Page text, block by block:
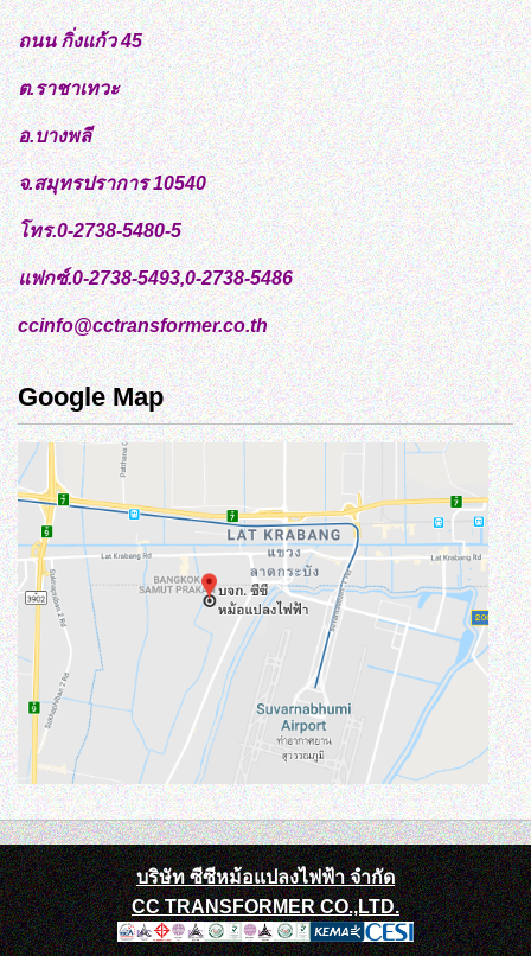
ถนน กิ่งแก้ว 45
ต.ราชาเทวะ
อ.บางพลี
จ.สมุทรปราการ 10540
โทร.0-2738-5480-5
แฟกซ์.0-2738-5493,0-2738-5486
ccinfo@cctransformer.co.th
Google Map
บริษัท ซีซีหม้อแปลงไฟฟ้า จำกัด
CC TRANSFORMER CO.,LTD.